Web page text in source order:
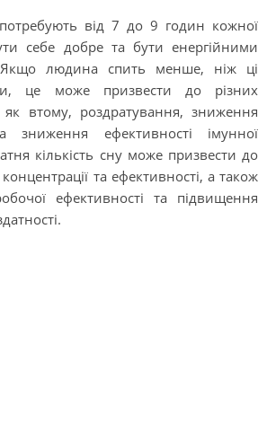
від 7 до 9 годин кожної
себе добре та бути енергійними
людина спить менше, ніж ці
це може призвести до різних
втому, роздратування, зниження
зниження ефективності імунної
кількість сну може призвести до
та ефективності, а також
ефективності та підвищення